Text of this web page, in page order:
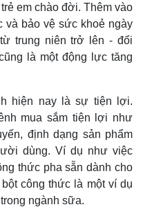
Công nghệ
Sành điệu
Tin Công nghệ
Trải nghiệm
Chuyển đổi số
em chào đời. Thêm vào
và bảo vệ sức khoẻ ngày
trung niên trở lên - đối
là một động lực tăng
hiện nay là sự tiện lợi.
mua sắm tiện lợi như
định dạng sản phẩm
dùng. Ví dụ như việc
thức pha sẵn dành cho
công thức là một ví dụ
ngành sữa.